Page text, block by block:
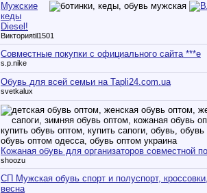
Мужские
кеды
Diesel!
Викторияtil1501
Совместные покупки с официального сайта ***e
s.p.nike
Обувь для всей семьи на Tapli24.com.ua
svetkalux
Кожаная обувь для организаторов совместной
shoozu
СП Мужская обувь спорт и полуспорт,
весна